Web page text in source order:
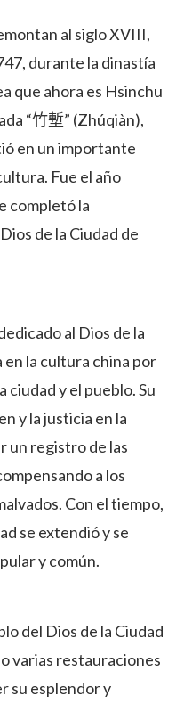
al siglo XVIII,
durante la dinastía
que ahora es Hsinchu
“竹塹” (Zhúqiàn),
en un importante
Fue el año
completó la
de la Ciudad de
al Dios de la
en la cultura china por
y el pueblo. Su
y la justicia en la
un registro de las
a los
Con el tiempo,
se extendió y se
y común.
del Dios de la Ciudad
varias restauraciones
su esplendor y